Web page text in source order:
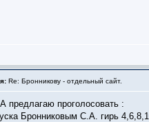
Re: Бронникову - отдельный сайт.
предлагаю проголосовать :
Бронниковым С.А. гирь